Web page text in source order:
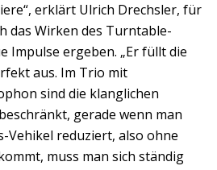
erklärt Ulrich Drechsler, für
das Wirken des Turntable-
Impulse ergeben. „Er füllt die
aus. Im Trio mit
sind die klanglichen
gerade wenn man
Vehikel reduziert, also ohne
muss man sich ständig